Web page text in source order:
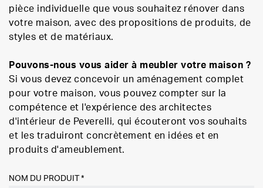
pièce individuelle que vous souhaitez rénover dans
votre maison, avec des propositions de produits, de
styles et de matériaux.
Pouvons-nous vous aider à meubler votre maison ?
Si vous devez concevoir un aménagement complet
pour votre maison, vous pouvez compter sur la
compétence et l'expérience des architectes
d'intérieur de Peverelli, qui écouteront vos souhaits
et les traduiront concrètement en idées et en
produits d'ameublement.
NOM DU PRODUIT *